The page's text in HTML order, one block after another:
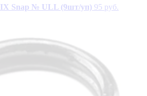
Snap № ULL (9шт/уп) 95 руб.